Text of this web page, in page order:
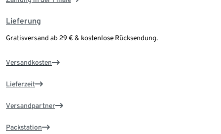
Lieferung
Gratisversand ab 29 € & kostenlose Rücksendung.
Versandkosten
Lieferzeit
Versandpartner
Packstation